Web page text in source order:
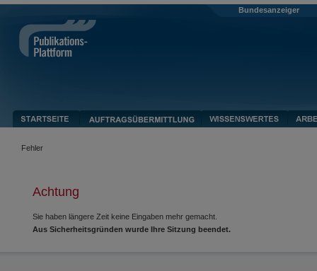
Bundesanzeiger
Fehler
Achtung
Sie haben längere Zeit keine Eingaben mehr gemacht.
Aus Sicherheitsgründen wurde Ihre Sitzung beendet.